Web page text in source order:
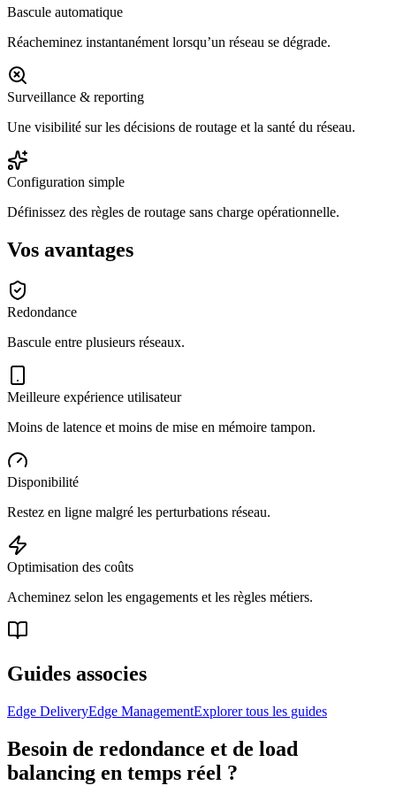
Bascule automatique
Réacheminez instantanément lorsqu’un réseau se dégrade.
Surveillance & reporting
Une visibilité sur les décisions de routage et la santé du réseau.
Configuration simple
Définissez des règles de routage sans charge opérationnelle.
Vos avantages
Redondance
Bascule entre plusieurs réseaux.
Meilleure expérience utilisateur
Moins de latence et moins de mise en mémoire tampon.
Disponibilité
Restez en ligne malgré les perturbations réseau.
Optimisation des coûts
Acheminez selon les engagements et les règles métiers.
Guides associes
Edge DeliveryEdge ManagementExplorer tous les guides
Besoin de redondance et de load
balancing en temps réel ?